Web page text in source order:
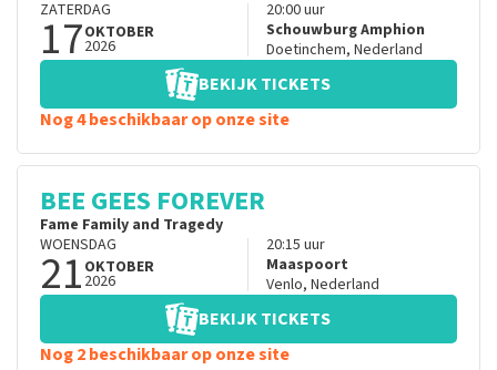
ZATERDAG
17OKTOBER
2026
20:00uur
Schouwburg Amphion
Doetinchem, Nederland
BEKIJK TICKETS
Nog 4 beschikbaar op onze site
BEE GEES FOREVER
Fame Family and Tragedy
WOENSDAG
21 OKTOBER
2026
20:15 uur
Maaspoort
Venlo, Nederland
BEKIJK TICKETS
Nog 2 beschikbaar op onze site